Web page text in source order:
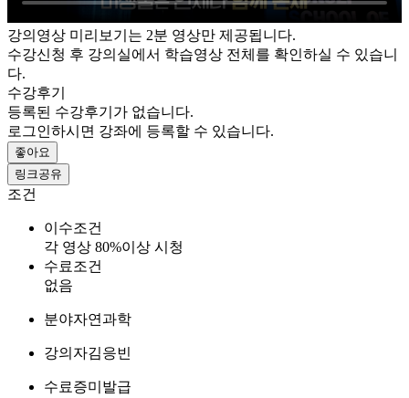
강의영상 미리보기는 2분 영상만 제공됩니다.
수강신청 후 강의실에서 학습영상 전체를 확인하실 수 있습니
다.
수강후기
등록된 수강후기가 없습니다.
로그인하시면 강좌에 등록할 수 있습니다.
좋아요
링크공유
조건
이수조건
각 영상 80%이상 시청
수료조건
없음
분야자연과학
강의자김응빈
수료증미발급